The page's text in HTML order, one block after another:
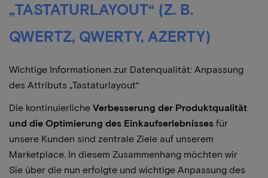
„TASTATURLAYOUT“ (Z. B.
QWERTZ, QWERTY, AZERTY)
Wichtige Informationen zur Datenqualität: Anpassung
des Attributs „Tastaturlayout“
Die kontinuierliche Verbesserung der Produktqualität
und die Optimierung des Einkaufserlebnisses für
unsere Kunden sind zentrale Ziele auf unserem
Marketplace. In diesem Zusammenhang möchten wir
Sie über die nun erfolgte und wichtige Anpassung des